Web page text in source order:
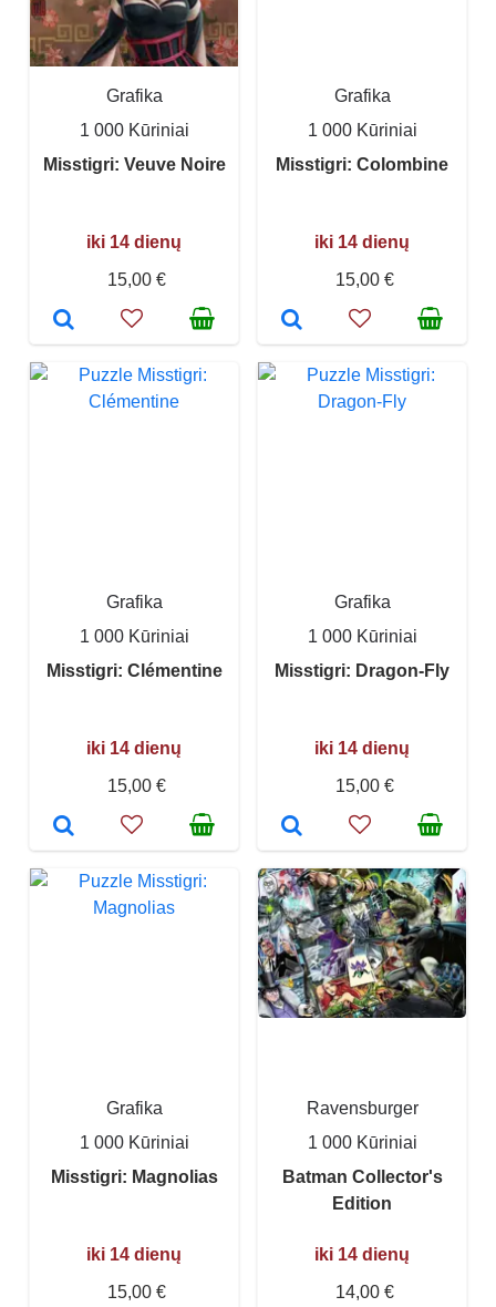
Grafika
1 000 Kūriniai
Misstigri: Veuve Noire
iki 14 dienų
15,00 €
Grafika
1 000 Kūriniai
Misstigri: Colombine
iki 14 dienų
15,00 €
Grafika
1 000 Kūriniai
Misstigri: Clémentine
iki 14 dienų
15,00 €
Grafika
1 000 Kūriniai
Misstigri: Dragon-Fly
iki 14 dienų
15,00 €
Grafika
1 000 Kūriniai
Misstigri: Magnolias
iki 14 dienų
15,00 €
Ravensburger
1 000 Kūriniai
Batman Collector's
Edition
iki 14 dienų
14,00 €